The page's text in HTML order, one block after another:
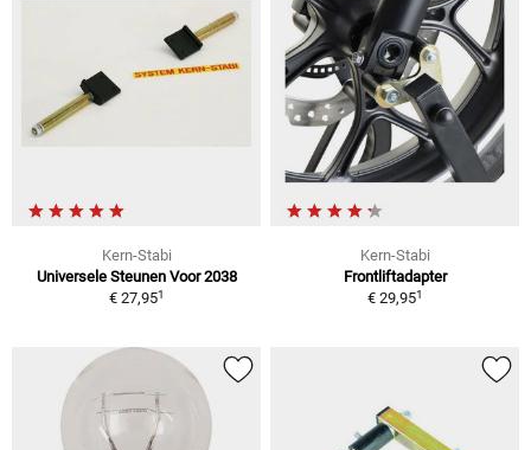
Kern-Stabi
Universele Steunen Voor 2038
€ 27,951
Kern-Stabi
Frontliftadapter
€ 29,951